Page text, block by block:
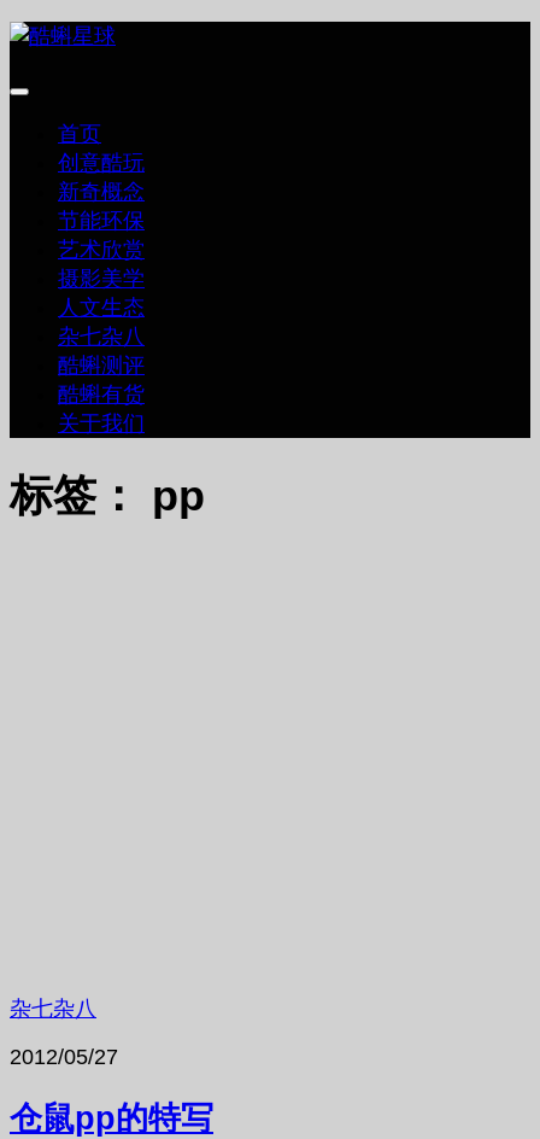
跳
内
首页
创意酷玩
新奇概念
节能环保
艺术欣赏
摄影美学
人文生态
杂七杂八
酷蝌测评
酷蝌有货
关于我们
标签： pp
杂七杂八
2012/05/27
仓鼠pp的特写